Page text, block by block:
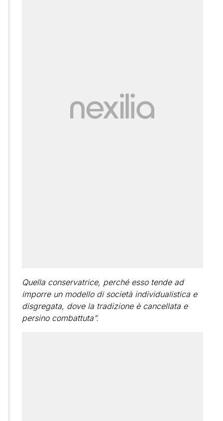
Quella conservatrice, perché esso tende ad
imporre un modello di società individualistica e
disgregata, dove la tradizione è cancellata e
persino combattuta”.